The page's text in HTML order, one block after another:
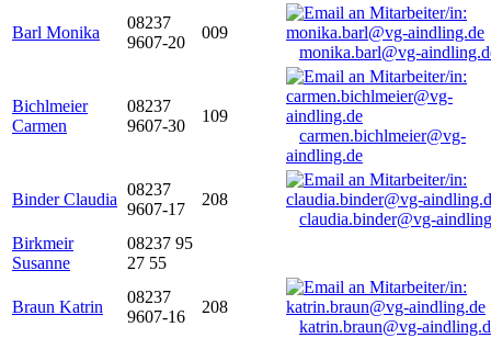
Barl Monika
08237
9607-20
009
monika.barl@vg-
Bichlmeier
Carmen
08237
9607-30
109
carmen.bichlmeier@vg-
aindling.de
Binder Claudia
08237
9607-17
208
claudia.binder@vg-
Birkmeir
Susanne
08237 95
27 55
Braun Katrin
08237
9607-16
208
katrin.braun@vg-